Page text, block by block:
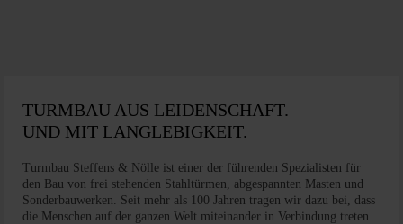
TURMBAU AUS LEIDENSCHAFT.
UND MIT LANGLEBIGKEIT.
Turmbau Steffens & Nölle ist einer der führenden Spe­zi­a­list­en für
den Bau von frei stehenden Stahltürmen, ab­ge­spannt­en Masten und
Sonderbauwerken. Seit mehr als 100 Jahren tragen wir dazu bei, dass
die Menschen auf der ganzen Welt miteinander in Verbindung treten